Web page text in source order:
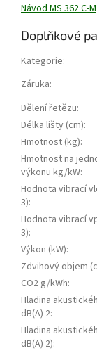
Návod MS 362 C-M
Doplňkové
Kategorie:
Záruka:
Dělení řetězu:
Délka lišty (cm):
Hmotnost (kg):
Hmotnost na
výkonu kg/kW:
Hodnota vibrací
3):
Hodnota vibrací
3):
Výkon (kW):
Zdvihový objem
CO2 g/kWh:
Hladina
dB(A) 2:
Hladina
dB(A) 2):